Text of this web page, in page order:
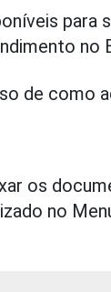
para
no
de como
os
no